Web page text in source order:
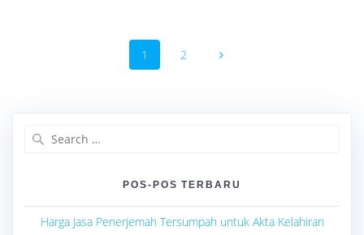
navigation
Page
1 Page
2
POS-POS TERBARU
Harga Jasa Penerjemah Tersumpah untuk Akta Kelahiran